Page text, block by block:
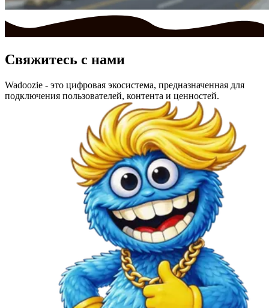
Свяжитесь с нами
Wadoozie - это цифровая экосистема, предназначенная для
подключения пользователей, контента и ценностей.